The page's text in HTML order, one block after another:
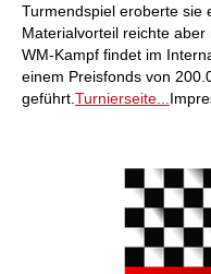
Turmendspiel eroberte sie
Materialvorteil reichte
WM-Kampf findet im
einem Preisfonds von
geführt. Turnierseite...